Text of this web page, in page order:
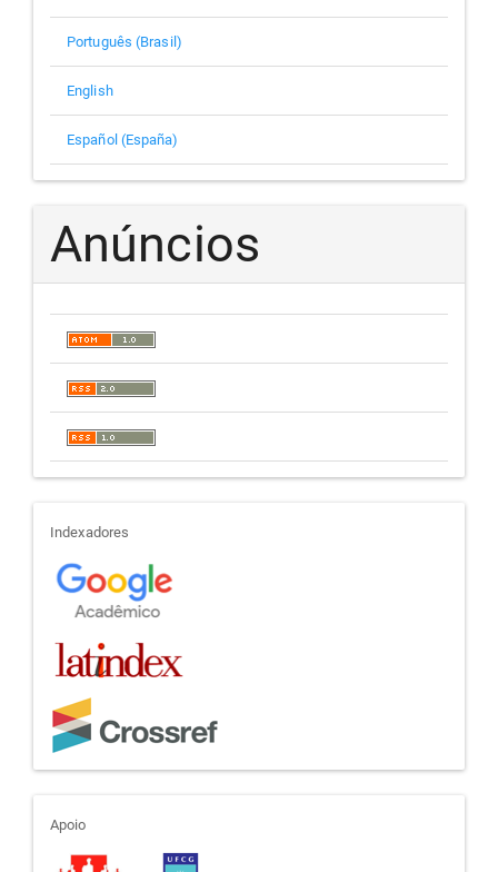
Português (Brasil)
English
Español (España)
Anúncios
indexadores
Indexadores
apoio
Apoio